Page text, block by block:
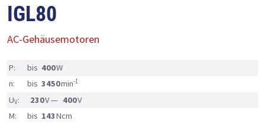
IGL80
AC-Gehäusemotoren
P: bis 400W
n:
bis 3450min-1
UV: 230V — 400V
M:
bis 143Ncm